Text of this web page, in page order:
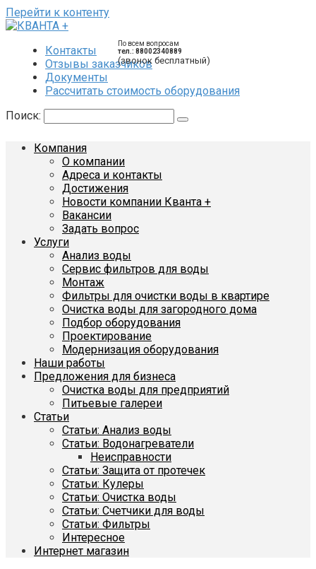
Перейти к контенту
По всем вопросам
тел.: 88002340889
(звонок бесплатный)
Контакты
Отзывы заказчиков
Документы
Рассчитать стоимость оборудования
Поиск:
Компания
О компании
Адреса и контакты
Достижения
Новости компании Кванта +
Вакансии
Задать вопрос
Услуги
Анализ воды
Сервис фильтров для воды
Монтаж
Фильтры для очистки воды в квартире
Очистка воды для загородного дома
Подбор оборудования
Проектирование
Модернизация оборудования
Наши работы
Предложения для бизнеса
Очистка воды для предприятий
Питьевые галереи
Статьи
Статьи: Анализ воды
Статьи: Водонагреватели
Неисправности
Статьи: Защита от протечек
Статьи: Кулеры
Статьи: Очистка воды
Статьи: Счетчики для воды
Статьи: Фильтры
Интересное
Интернет магазин